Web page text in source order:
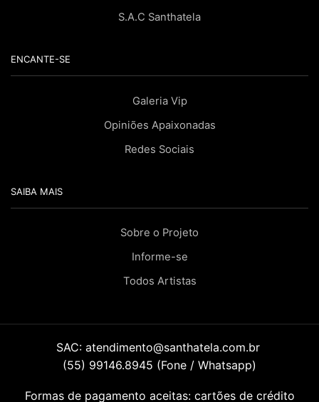
S.A.C Santhatela
ENCANTE-SE
Galeria Vip
Opiniões Apaixonadas
Redes Sociais
SAIBA MAIS
Sobre o Projeto
Informe-se
Todos Artistas
SAC: atendimento@santhatela.com.br
(55) 99146.8945 (Fone / Whatsapp)
Formas de pagamento aceitas: cartões de crédito